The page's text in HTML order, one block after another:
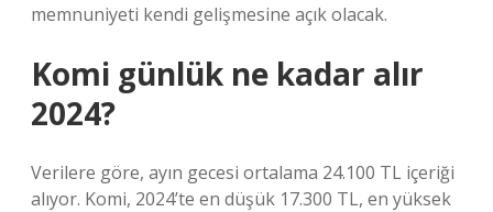
memnuniyeti kendi gelişmesine açık olacak.
Komi günlük ne kadar alır
2024?
Verilere göre, ayın gecesi ortalama 24.100 TL içeriği
alıyor. Komi, 2024’te en düşük 17.300 TL, en yüksek